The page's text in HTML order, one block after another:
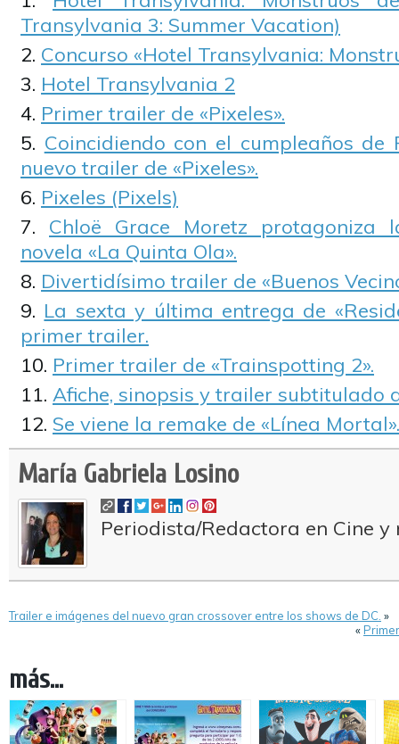
Transylvania 3: Summer Vacation)
Concurso «Hotel Transylvania:
Hotel Transylvania 2
Primer trailer de «Pixeles».
Coincidiendo con el cumpleaños de
nuevo trailer de «Pixeles».
Pixeles (Pixels)
Chloë Grace Moretz
novela «La Quinta Ola».
Divertidísimo trailer de «Buenos
La sexta y última entrega de
primer trailer.
Primer trailer de «Trainspotting 2».
Afiche, sinopsis y trailer subtitulado
Se viene la remake de «Línea Mortal».
María Gabriela Losino
Periodista/Redactora en Cine y
Trailer e imágenes del nuevo gran crossover entre los shows de DC. »
«
más...